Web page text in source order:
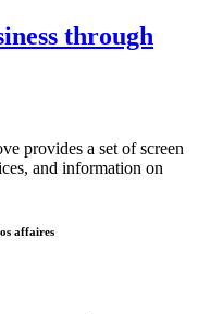
through
provides a set of screen
and information on
affaires